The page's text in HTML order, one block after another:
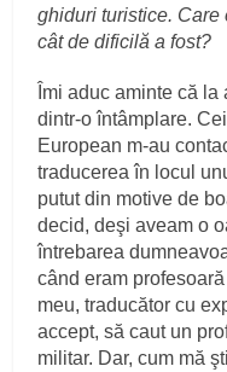
ghiduri turistice. Care
cât de dificilă a fost?
Îmi aduc aminte că
dintr-o întâmplare.
European m-au
traducerea în locul
putut din motive de
decid, deşi aveam o
întrebarea
când eram
meu, traducător cu
accept, să caut un
militar. Dar, cum mă